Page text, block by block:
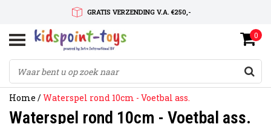
GRATIS VERZENDING V.A. €250,-
SNELLE LEVERTIJD
SERVICE OP MAAT
0
Home /Waterspel rond 10cm - Voetbal ass.
Waterspel rond 10cm - Voetbal ass.